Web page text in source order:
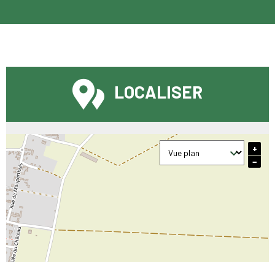
LOCALISER
+
−